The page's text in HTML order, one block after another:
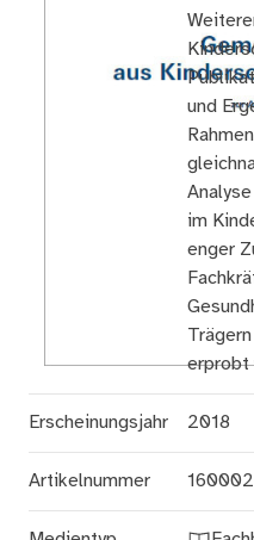
und
im
enger
erprobt
Erscheinungsjahr 2018
Artikelnummer